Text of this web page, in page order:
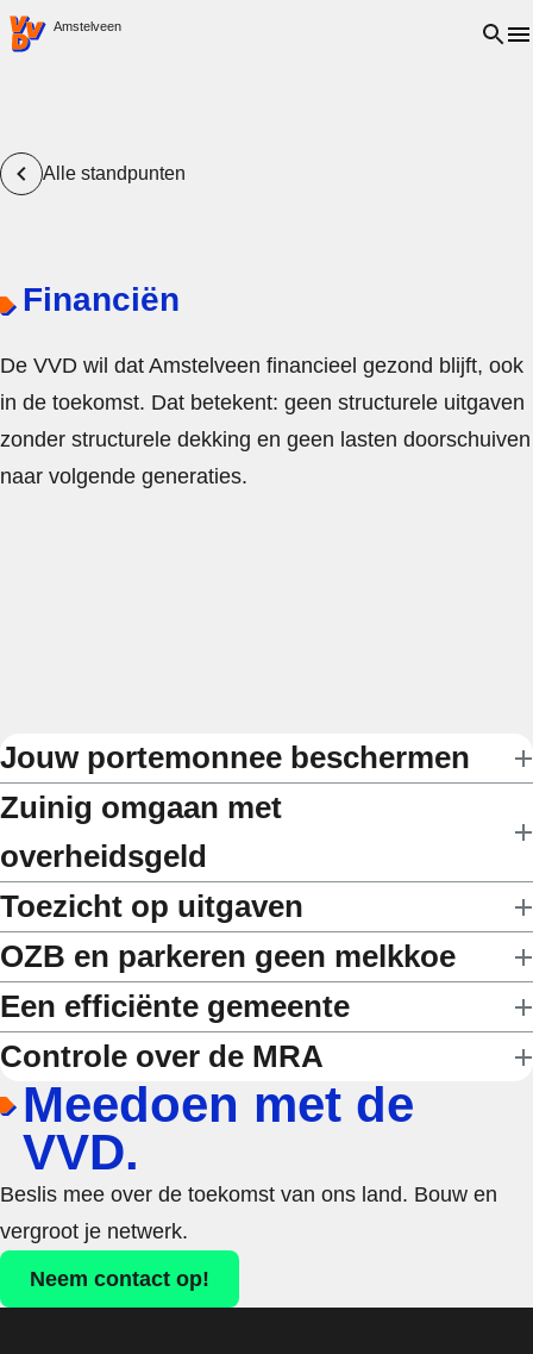
VVD.nl - Ga naar de homepage
Amstelveen Open
Alle standpunten
Financiën
De VVD wil dat Amstelveen financieel gezond blijft, ook
in de toekomst. Dat betekent: geen structurele uitgaven
zonder structurele dekking en geen lasten doorschuiven
naar volgende generaties.
Jouw portemonnee beschermen
Zuinig omgaan met
overheidsgeld
Toezicht op uitgaven
OZB en parkeren geen melkkoe
Een efficiënte gemeente
Controle over de MRA
Meedoen met de
VVD.
Beslis mee over de toekomst van ons land. Bouw en
vergroot je netwerk.
Neem contact op!